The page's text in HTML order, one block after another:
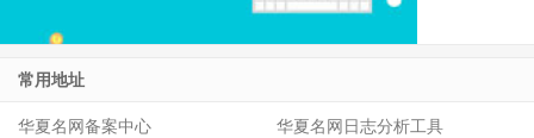
常用地址
华夏名网备案中心
华夏名网日志分析工具